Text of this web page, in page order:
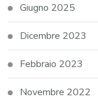
Giugno 2025
Dicembre 2023
Febbraio 2023
Novembre 2022